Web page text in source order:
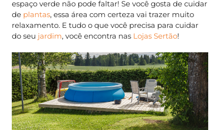
espaço verde não pode faltar! Se você gosta de cuidar
de plantas, essa área com certeza vai trazer muito
relaxamento. E tudo o que você precisa para cuidar
do seu jardim, você encontra nas Lojas Sertão!